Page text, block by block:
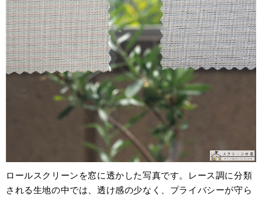
ロールスクリーンを窓に透かした写真です。レース調に分類
される生地の中では、透け感の少なく、プライバシーが守ら